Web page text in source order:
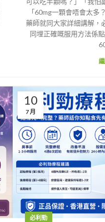
「60mg一顆會唔會太多
藥師就同大家詳細講解，
同埋正確嘅服用方法係
10
7 月
必利勁